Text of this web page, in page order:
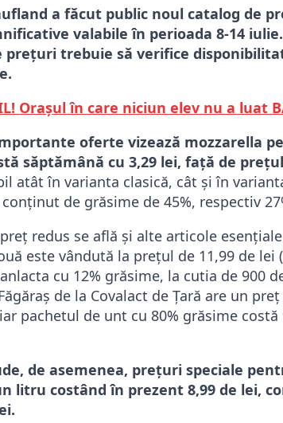
a făcut public noul catalog de
valabile în perioada 8-14
prețuri trebuie să verifice
Orașul în care niciun elev nu a luat
oferte vizează mozzarella
săptămână cu 3,29 lei, față de
atât în varianta clasică, cât și în
de grăsime de 45%, respectiv
redus se află și alte articole
este vândută la prețul de 11,99 de lei
cu 12% grăsime, la cutia de 900
de la Covalact de Țară are un
pachetul de unt cu 80% grăsime
de asemenea, prețuri speciale
litru costând în prezent 8,99 de lei,